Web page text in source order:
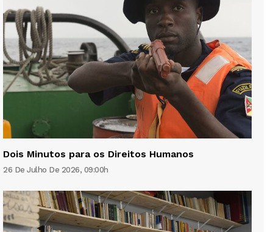
Dois Minutos para os Direitos Humanos
26 De Julho De 2026, 09:00h